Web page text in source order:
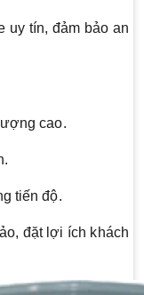
uy tín, đảm bảo an
cao.
tiến độ.
đặt lợi ích khách